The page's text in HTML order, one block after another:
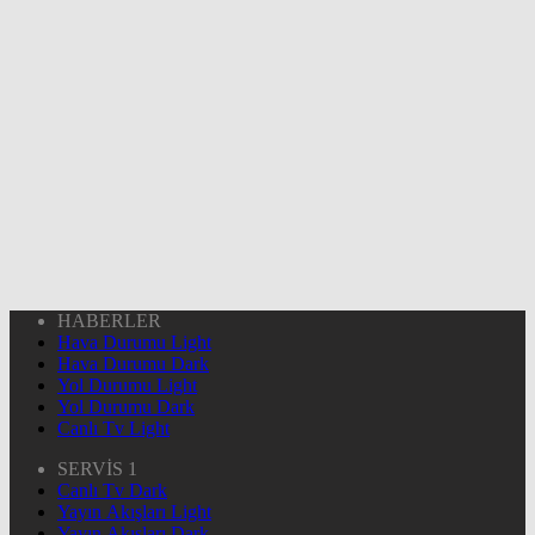
HABERLER
Hava Durumu Light
Hava Durumu Dark
Yol Durumu Light
Yol Durumu Dark
Canlı Tv Light
SERVİS 1
Canlı Tv Dark
Yayın Akışları Light